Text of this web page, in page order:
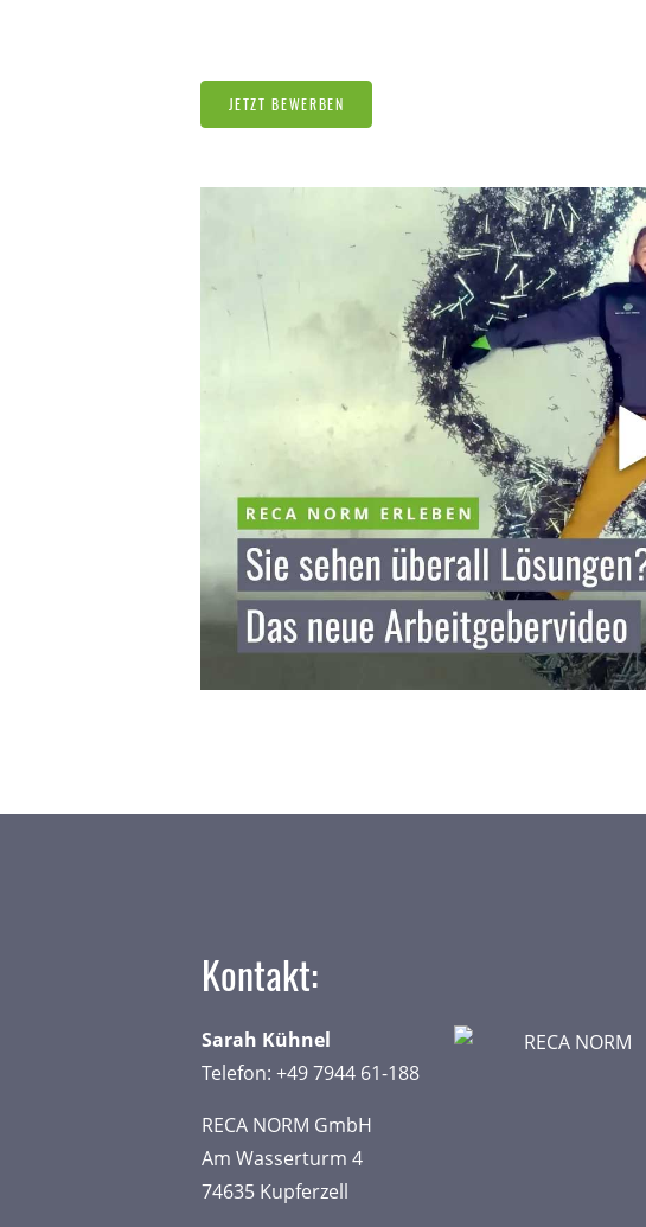
JETZT BEWERBEN
Kontakt:
Sarah Kühnel
​Telefon: +49 7944 61-188
RECA NORM GmbH
Am Wasserturm 4
74635 Kupferzell